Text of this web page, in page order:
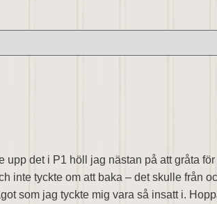
det i P1 höll jag nästan på att gråta
inte tyckte om att baka – det skulle från
som jag tyckte mig vara så insatt i.